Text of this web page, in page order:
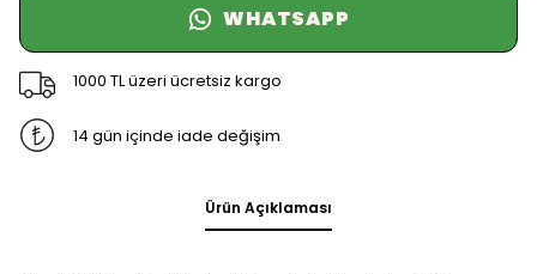
WHATSAPP
1000 TL üzeri ücretsiz kargo
14 gün içinde iade değişim
Ürün Açıklaması